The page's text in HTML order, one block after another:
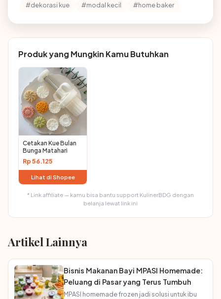
#dekorasi kue
#modal kecil #home baker
Produk yang Mungkin Kamu Butuhkan
Cetakan Kue Bulan
Bunga Matahari
Rp 56.125
Lihat di Shopee
* Link affiliate — kamu bisa bantu support KulinerBDG dengan
belanja lewat link ini
Artikel Lainnya
Bisnis Makanan Bayi MPASI Homemade:
Peluang di Pasar yang Terus Tumbuh
MPASI homemade frozen jadi solusi untuk ibu